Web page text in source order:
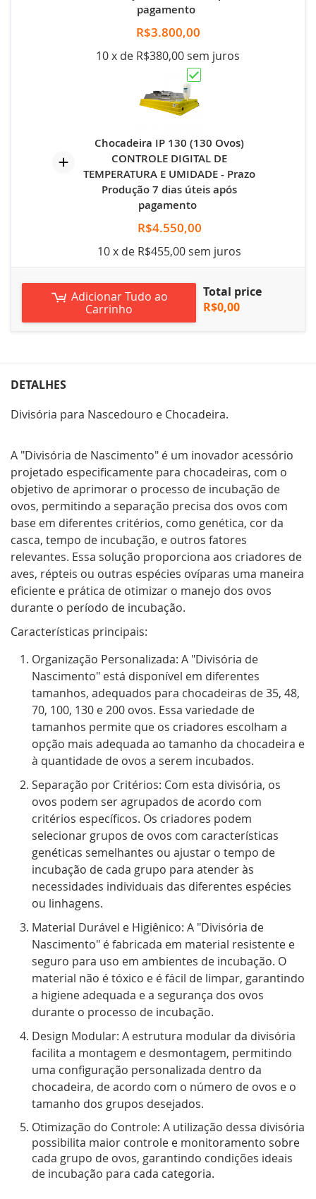
pagamento
R$3.800,00
10 x de R$380,00 sem juros
Chocadeira IP 130 (130 Ovos)
CONTROLE DIGITAL DE
TEMPERATURA E UMIDADE - Prazo
Produção 7 dias úteis após
pagamento
R$4.550,00
10 x de R$455,00 sem juros
Adicionar Tudo ao
Carrinho
Total price
R$0,00
DETALHES
Divisória para Nascedouro e Chocadeira.
A "Divisória de Nascimento" é um inovador acessório
projetado especificamente para chocadeiras, com o
objetivo de aprimorar o processo de incubação de
ovos, permitindo a separação precisa dos ovos com
base em diferentes critérios, como genética, cor da
casca, tempo de incubação, e outros fatores
relevantes. Essa solução proporciona aos criadores de
aves, répteis ou outras espécies ovíparas uma maneira
eficiente e prática de otimizar o manejo dos ovos
durante o período de incubação.
Características principais:
Organização Personalizada: A "Divisória de
Nascimento" está disponível em diferentes
tamanhos, adequados para chocadeiras de 35, 48,
70, 100, 130 e 200 ovos. Essa variedade de
tamanhos permite que os criadores escolham a
opção mais adequada ao tamanho da chocadeira e
à quantidade de ovos a serem incubados.
Separação por Critérios: Com esta divisória, os
ovos podem ser agrupados de acordo com
critérios específicos. Os criadores podem
selecionar grupos de ovos com características
genéticas semelhantes ou ajustar o tempo de
incubação de cada grupo para atender às
necessidades individuais das diferentes espécies
ou linhagens.
Material Durável e Higiênico: A "Divisória de
Nascimento" é fabricada em material resistente e
seguro para uso em ambientes de incubação. O
material não é tóxico e é fácil de limpar, garantindo
a higiene adequada e a segurança dos ovos
durante o processo de incubação.
Design Modular: A estrutura modular da divisória
facilita a montagem e desmontagem, permitindo
uma configuração personalizada dentro da
chocadeira, de acordo com o número de ovos e o
tamanho dos grupos desejados.
Otimização do Controle: A utilização dessa divisória
possibilita maior controle e monitoramento sobre
cada grupo de ovos, garantindo condições ideais
de incubação para cada categoria.